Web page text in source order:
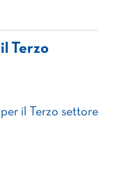
Terzo
il Terzo settore